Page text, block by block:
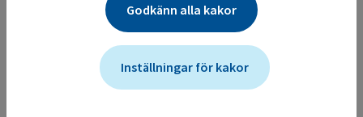
Godkänn alla kakor
Inställningar för kakor